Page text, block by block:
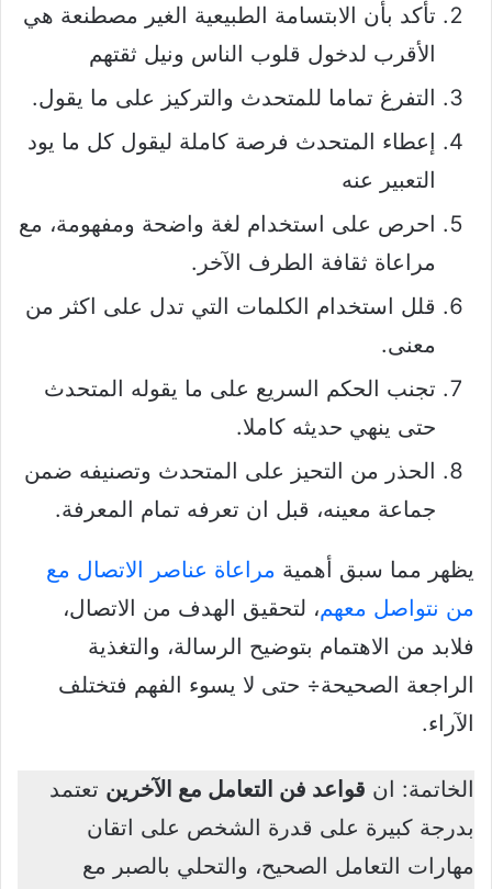
تأكد بأن الابتسامة الطبيعية الغير مصطنعة هي
الأقرب لدخول قلوب الناس ونيل ثقتهم
التفرغ تماما للمتحدث والتركيز على ما يقول.
إعطاء المتحدث فرصة كاملة ليقول كل ما يود
التعبير عنه
احرص على استخدام لغة واضحة ومفهومة، مع
مراعاة ثقافة الطرف الآخر.
قلل استخدام الكلمات التي تدل على اكثر من
معنى.
تجنب الحكم السريع على ما يقوله المتحدث
حتى ينهي حديثه كاملا.
الحذر من التحيز على المتحدث وتصنيفه ضمن
جماعة معينه، قبل ان تعرفه تمام المعرفة.
يظهر مما سبق أهمية مراعاة عناصر الاتصال مع
من نتواصل معهم، لتحقيق الهدف من الاتصال،
فلابد من الاهتمام بتوضيح الرسالة، والتغذية
الراجعة الصحيحة÷ حتى لا يسوء الفهم فتختلف
الآراء.
الخاتمة: ان قواعد فن التعامل مع الآخرين تعتمد
بدرجة كبيرة على قدرة الشخص على اتقان
مهارات التعامل الصحيح، والتحلي بالصبر مع